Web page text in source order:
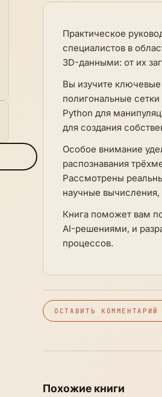
Практическое
специалистов в
3D-данными: от их
Вы изучите
полигональные
Python для
для создания
Особое внимание
распознавания
Рассмотрены
научные
Книга поможет вам
AI-решениями, и
процессов.
ОСТАВИТЬ КОММЕНТАРИЙ
Похожие книги